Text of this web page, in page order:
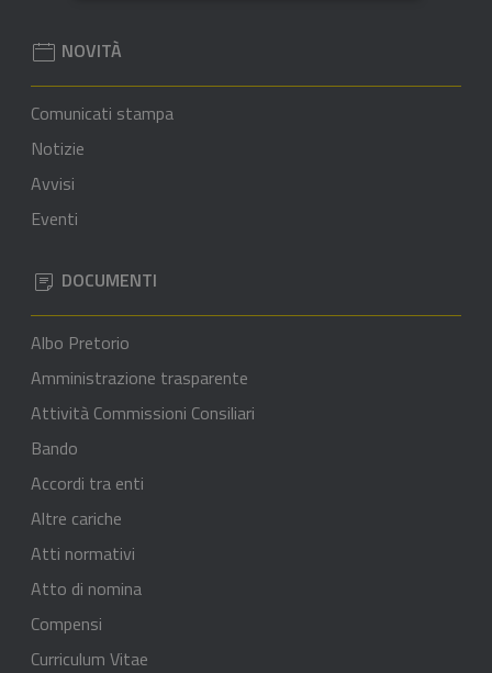
NOVITÀ
Comunicati stampa
Notizie
Avvisi
Eventi
DOCUMENTI
Albo Pretorio
Amministrazione trasparente
Attività Commissioni Consiliari
Bando
Accordi tra enti
Altre cariche
Atti normativi
Atto di nomina
Compensi
Curriculum Vitae